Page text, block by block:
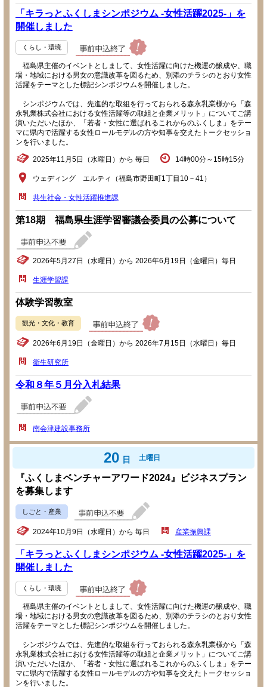
「キラっとふくしまシンポジウム -女性活躍2025-」を
開催しました
くらし・環境
福島県主催のイベントとしまして、女性活躍に向けた機運の醸成や、職
場・地域における男女の意識改革を図るため、別添のチラシのとおり女性
活躍をテーマとした標記シンポジウムを開催しました。
シンポジウムでは、先進的な取組を行っておられる森永乳業様から「森
永乳業株式会社における女性活躍等の取組と企業メリット」についてご講
演いただいたほか、「若者・女性に選ばれるこれからのふくしま」をテー
マに県内で活躍する女性ロールモデルの方や知事を交えたトークセッショ
ンを行いました。
2025年11月5日（水曜日）から 毎日 14時00分～15時15分
ウェディング エルティ（福島市野田町1丁目10－41）
共生社会・女性活躍推進課
第18期 福島県生涯学習審議会委員の公募について
2026年5月27日（水曜日）から 2026年6月19日（金曜日）毎日
生涯学習課
体験学習教室
観光・文化・教育
2026年6月19日（金曜日）から 2026年7月15日（水曜日）毎日
衛生研究所
令和８年５月分入札結果
南会津建設事務所
20 日 土曜日
『ふくしまベンチャーアワード2024』ビジネスプラン
を募集します
しごと・産業
2024年10月9日（水曜日）から 毎日 産業振興課
「キラっとふくしまシンポジウム -女性活躍2025-」を
開催しました
くらし・環境
福島県主催のイベントとしまして、女性活躍に向けた機運の醸成や、職
場・地域における男女の意識改革を図るため、別添のチラシのとおり女性
活躍をテーマとした標記シンポジウムを開催しました。
シンポジウムでは、先進的な取組を行っておられる森永乳業様から「森
永乳業株式会社における女性活躍等の取組と企業メリット」についてご講
演いただいたほか、「若者・女性に選ばれるこれからのふくしま」をテー
マに県内で活躍する女性ロールモデルの方や知事を交えたトークセッショ
ンを行いました。